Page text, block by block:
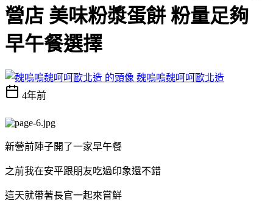
營店 美味粉漿蛋餅 粉量足夠
早午餐選擇
魏嗚嗚魏呵呵歐北造
4年前
新營前陣子開了一家早午餐
之前我在安平跟朋友吃過印象還不錯
這天就帶著長官一起來嘗鮮